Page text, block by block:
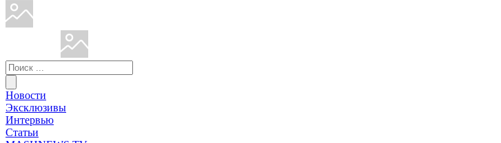
Новости
Эксклюзивы
Интервью
Статьи